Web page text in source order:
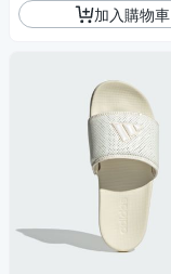
加入購物車